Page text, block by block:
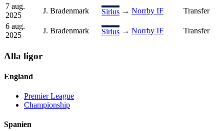
7 aug.
2025
J. Bradenmark Sirius → Norrby IF
Transfer
6 aug.
2025
J. Bradenmark Sirius → Norrby IF Transfer
Alla ligor
England
Premier League
Championship
Spanien